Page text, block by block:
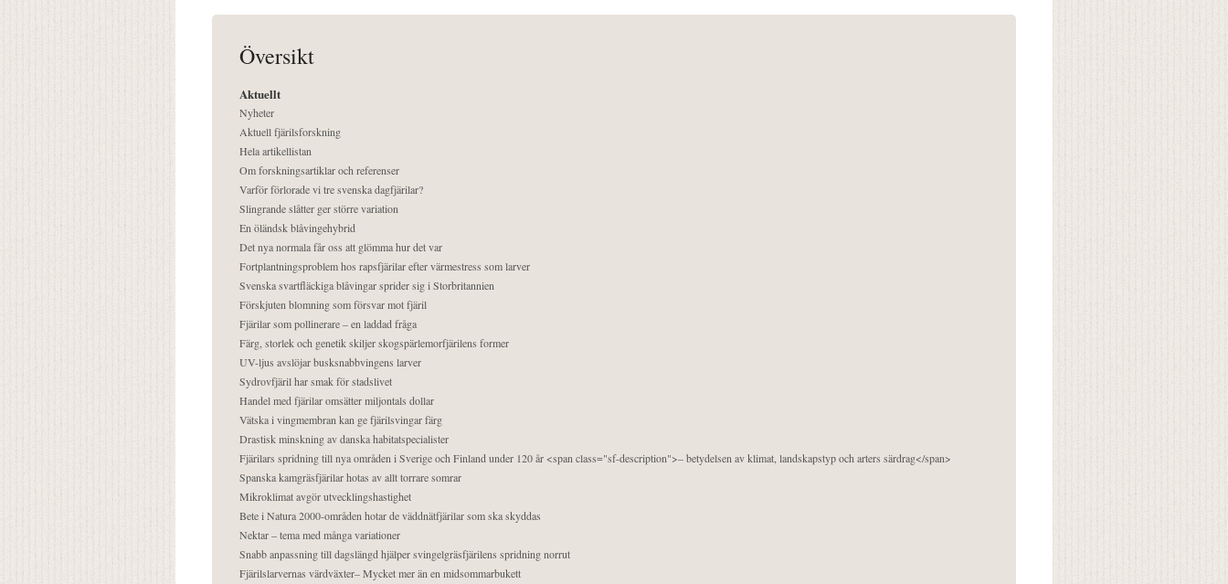
Översikt
Aktuellt
Nyheter
Aktuell fjärilsforskning
Hela artikellistan
Om forskningsartiklar och referenser
Varför förlorade vi tre svenska dagfjärilar?
Slingrande slåtter ger större variation
En öländsk blåvingehybrid
Det nya normala får oss att glömma hur det var
Fortplantningsproblem hos rapsfjärilar efter värmestress som larver
Svenska svartfläckiga blåvingar sprider sig i Storbritannien
Förskjuten blomning som försvar mot fjäril
Fjärilar som pollinerare – en laddad fråga
Färg, storlek och genetik skiljer skogspärlemorfjärilens former
UV-ljus avslöjar busksnabbvingens larver
Sydrovfjäril har smak för stadslivet
Handel med fjärilar omsätter miljontals dollar
Vätska i vingmembran kan ge fjärilsvingar färg
Drastisk minskning av danska habitatspecialister
Fjärilars spridning till nya områden i Sverige och Finland under 120 år <span class="sf-description">– betydelsen av klimat, landskapstyp och arters särdrag</span>
Spanska kamgräsfjärilar hotas av allt torrare somrar
Mikroklimat avgör utvecklingshastighet
Bete i Natura 2000-områden hotar de väddnätfjärilar som ska skyddas
Nektar – tema med många variationer
Snabb anpassning till dagslängd hjälper svingelgräsfjärilens spridning norrut
Fjärilslarvernas värdväxter– Mycket mer än en midsommarbukett